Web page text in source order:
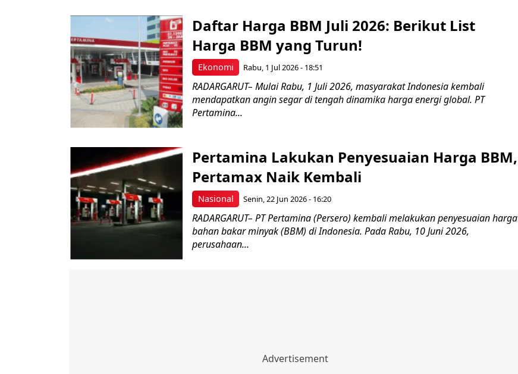
Ekonomi
Daftar Harga BBM Juli 2026: Berikut List
Harga BBM yang Turun!
Rabu, 1 Jul 2026 - 18:51
RADARGARUT– Mulai Rabu, 1 Juli 2026, masyarakat Indonesia kembali
mendapatkan angin segar di tengah dinamika harga energi global. PT
Pertamina...
Nasional
Pertamina Lakukan Penyesuaian Harga BBM,
Pertamax Naik Kembali
Senin, 22 Jun 2026 - 16:20
RADARGARUT– PT Pertamina (Persero) kembali melakukan penyesuaian harga
bahan bakar minyak (BBM) di Indonesia. Pada Rabu, 10 Juni 2026,
perusahaan...